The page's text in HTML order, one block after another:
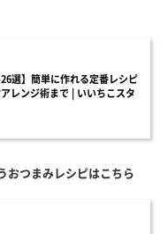
26選】簡単に作れる定番レシピ
レンジ術まで | いいちこスタ
おつまみレシピはこちら